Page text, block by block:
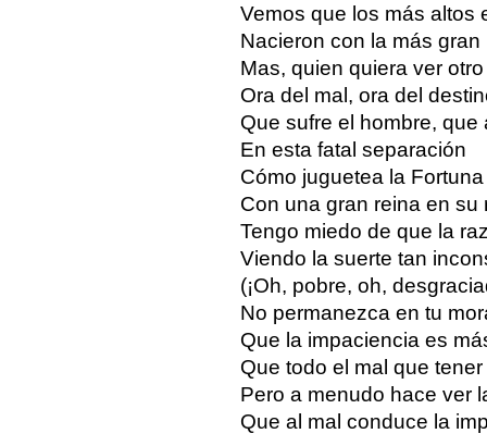
Vemos que los más altos
Nacieron con la más gran
Mas, quien quiera ver
Ora del mal, ora del
Que sufre el hombre, que
En esta fatal separación
Cómo juguetea la Fortuna
Con una gran reina en su
Tengo miedo de que la
Viendo la suerte tan
(¡Oh, pobre, oh,
No permanezca en tu
Que la impaciencia es
Que todo el mal que
Pero a menudo hace ver
Que al mal conduce la